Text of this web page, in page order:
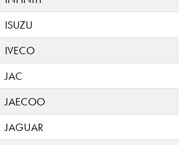
ISUZU
IVECO
JAC
JAECOO
JAGUAR